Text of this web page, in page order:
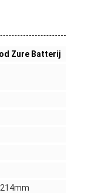
Zure Batterij